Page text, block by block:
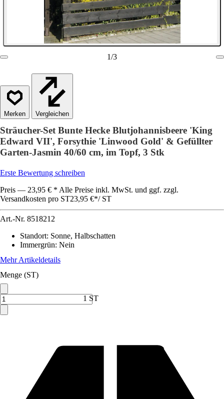
1/3
Vergleichen
Sträucher-Set Bunte Hecke Blutjohannisbeere 'King
Edward VII', Forsythie 'Linwood Gold' & Gefüllter
Garten-Jasmin 40/60 cm, im Topf, 3 Stk
Erste Bewertung schreiben
Preis — 23,95 € * Alle Preise inkl. MwSt. und ggf. zzgl.
Versandkosten pro ST23,95 €*/ ST
Art.-Nr. 8518212
Standort: Sonne, Halbschatten
Immergrün: Nein
Mehr Artikeldetails
Menge (ST)
1 ST